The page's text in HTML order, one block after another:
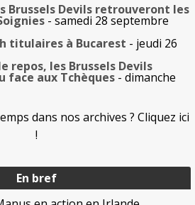
Brussels Devils retrouveront les
- samedi 28 septembre
titulaires à Bucarest - jeudi 26
repos, les Brussels Devils
face aux Tchèques - dimanche
dans nos archives ? Cliquez ici
!
En bref